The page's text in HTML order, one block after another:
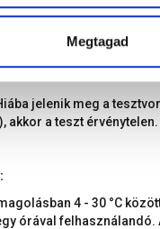
Megtagad
nem jelenik meg a C-
jelenik meg a
akkor a teszt érvénytelen.
4 - 30 °C
órával felhasználandó.